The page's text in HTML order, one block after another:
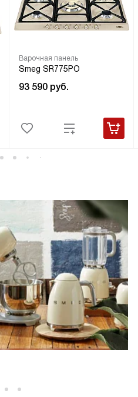
Варочная панель
Smeg SR775PO
93 590 руб.